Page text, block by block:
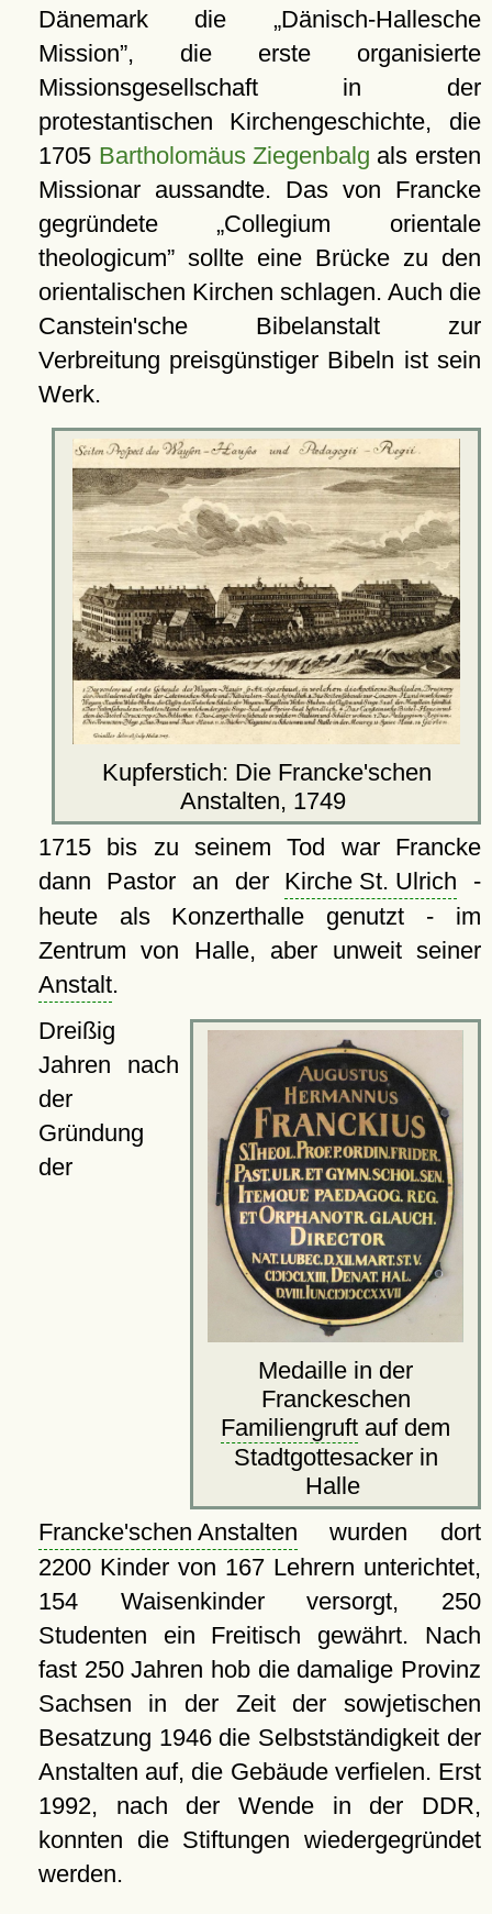
Dänemark die
Dänisch-Hallesche
Mission , die erste organisierte
Missionsgesellschaft in der
protestantischen Kirchengeschichte, die
1705 Bartholomäus Ziegenbalg als ersten
Missionar aussandte. Das von Francke
gegründete Collegium orientale
theologicum sollte eine Brücke zu den
orientalischen Kirchen schlagen. Auch die
Canstein'sche Bibelanstalt zur
Verbreitung preisgünstiger Bibeln ist sein
Werk.
Kupferstich: Die Francke'schen
Anstalten, 1749
1715 bis zu seinem Tod war Francke
dann Pastor an der Kirche St. Ulrich -
heute als Konzerthalle genutzt - im
Zentrum von Halle, aber unweit seiner
Anstalt.
Medaille in der
Franckeschen
Familiengruft auf dem
Stadtgottesacker in
Halle
Dreißig
Jahren nach
der
Gründung
der
Francke'schen Anstalten wurden dort
2200 Kinder von 167 Lehrern unterichtet,
154 Waisenkinder versorgt, 250
Studenten ein Freitisch gewährt. Nach
fast 250 Jahren hob die damalige Provinz
Sachsen in der Zeit der sowjetischen
Besatzung 1946 die Selbstständigkeit der
Anstalten auf, die Gebäude verfielen. Erst
1992, nach der Wende in der DDR,
konnten die Stiftungen wiedergegründet
werden.